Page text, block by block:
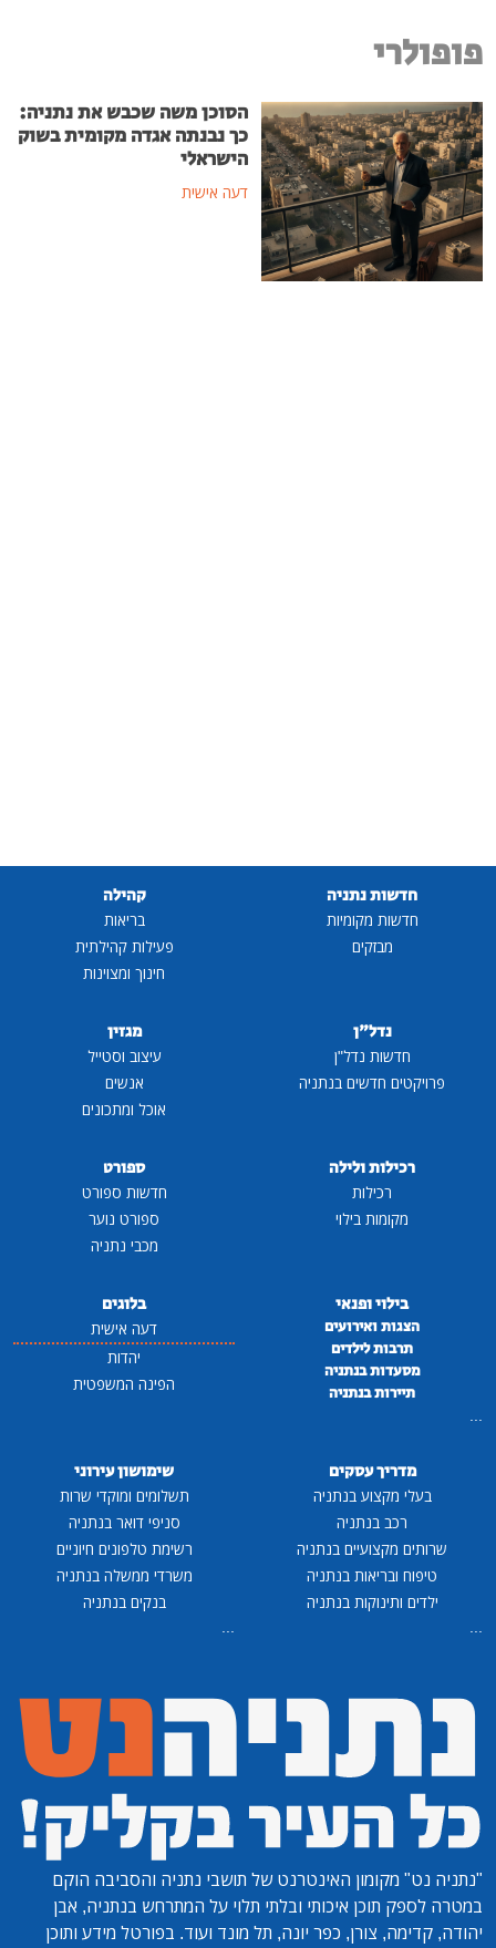
פופולרי
הסוכן משה שכבש את נתניה:
כך נבנתה אגדה מקומית בשוק
הישראלי
דעה אישית
חדשות נתניה
חדשות מקומיות
מבזקים
קהילה
בריאות
פעילות קהילתית
חינוך ומצוינות
נדל"ן
חדשות נדל"ן
פרויקטים חדשים בנתניה
מגזין
עיצוב וסטייל
אנשים
אוכל ומתכונים
רכילות ולילה
רכילות
מקומות בילוי
ספורט
חדשות ספורט
ספורט נוער
מכבי נתניה
בילוי ופנאי
הצגות ואירועים
תרבות לילדים
מסעדות בנתניה
תיירות בנתניה
...
בלוגים
דעה אישית
יהדות
הפינה המשפטית
מדריך עסקים
בעלי מקצוע בנתניה
רכב בנתניה
שרותים מקצועיים בנתניה
טיפוח ובריאות בנתניה
ילדים ותינוקות בנתניה
...
שימושון עירוני
תשלומים ומוקדי שרות
סניפי דואר בנתניה
רשימת טלפונים חיוניים
משרדי ממשלה בנתניה
בנקים בנתניה
...
"נתניה נט" מקומון האינטרנט של תושבי נתניה והסביבה הוקם
במטרה לספק תוכן איכותי ובלתי תלוי על המתרחש בנתניה, אבן
יהודה, קדימה, צורן, כפר יונה, תל מונד ועוד. בפורטל מידע ותוכן